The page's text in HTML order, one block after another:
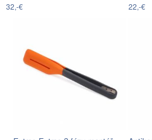
32,-€ 22,-€